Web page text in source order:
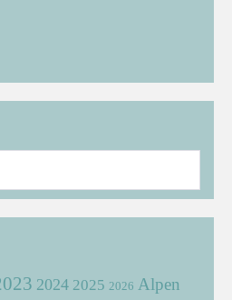
2024 2025 2026 Alpen